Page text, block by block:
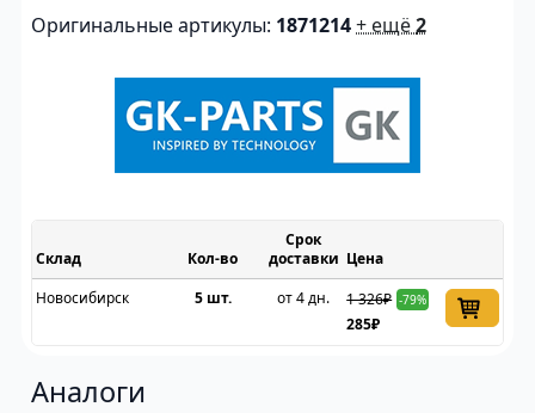
Оригинальные артикулы: 1871214+ ещё2
Склад
Срок
доставки Цена
Новосибирск
5 шт. от 4 дн. 1 326₽ -79%
285₽
Аналоги